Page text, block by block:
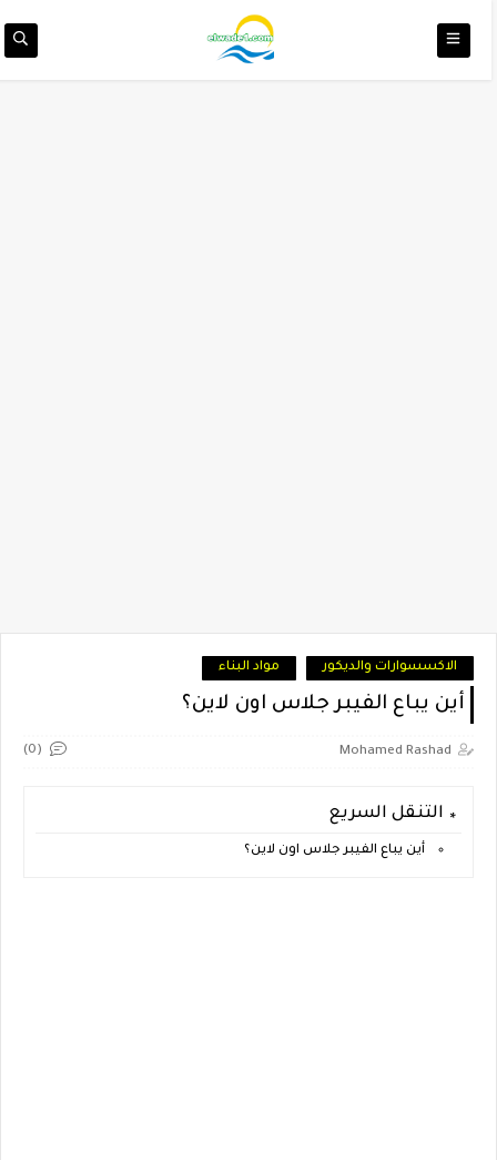
الاكسسوارات والديكور مواد البناء
أين يباع الفيبر جلاس اون لاين؟
Mohamed Rashad
(0)
التنقل السريع
أين يباع الفيبر جلاس اون لاين؟